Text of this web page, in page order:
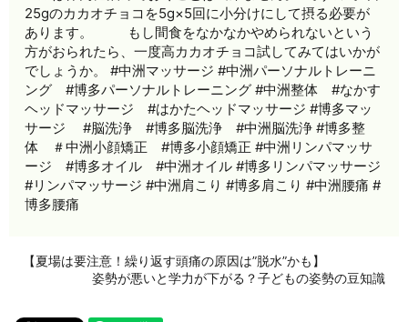
25gのカカオチョコを5g×5回に小分けにして摂る必要が
あります。 ㅤㅤ もし間食をなかなかやめられないという
方がおられたら、一度高カカオチョコ試してみてはいかが
でしょうか。 #中洲マッサージ #中洲パーソナルトレーニ
ング #博多パーソナルトレーニング #中洲整体 #なかす
ヘッドマッサージ #はかたヘッドマッサージ #博多マッ
サージ #脳洗浄 #博多脳洗浄 #中洲脳洗浄 #博多整
体 ＃中洲小顔矯正 #博多小顔矯正 #中洲リンパマッサ
ージ #博多オイル #中洲オイル #博多リンパマッサージ
#リンパマッサージ #中洲肩こり #博多肩こり #中洲腰痛 #
博多腰痛
【夏場は要注意！繰り返す頭痛の原因は”脱水”かも】
姿勢が悪いと学力が下がる？子どもの姿勢の豆知識